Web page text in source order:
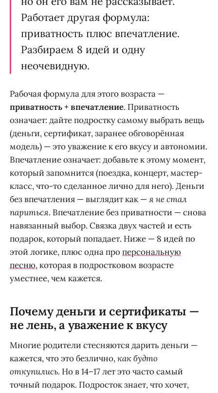
Работает другая формула:
приватность плюс впечатление.
Разбираем 8 идей и одну
неочевидную.
Рабочая формула для этого возраста —
приватность + впечатление. Приватность
означает: дайте подростку самому выбрать вещь
(деньги, сертификат, заранее обговорённая
модель) — это уважение к его вкусу и автономии.
Впечатление означает: добавьте к этому момент,
который запомнится (поездка, концерт, мастер-
класс, что-то сделанное лично для него). Деньги
без впечатления — выглядит как —я не стал
париться. Впечатление без приватности — снова
навязанный выбор. Связка двух частей и есть
подарок, который попадает. Ниже — 8 идей по
этой логике, плюс одна проперсональную
песню, которая в подростковом возрасте
уместнее, чем кажется.
Почему деньги и сертификаты —
не лень, а уважение к вкусу
Многие родители стесняются дарить деньги —
кажется, что это безлично,как будто
откупились. Но в 14–17 лет это часто самый
точный подарок. Подросток знает, что хочет,